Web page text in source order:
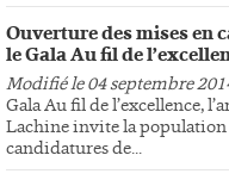
Ouverture des mises en
le Gala Au fil de
Modifié le 04 septembre
Gala Au fil de l’excellence,
Lachine invite la population
candidatures de...